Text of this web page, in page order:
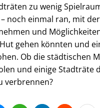
zu wenig
noch einmal ran, mit der
und
gehen könnten und
Ob die städtischen
und einige Stadträte
verbrennen?